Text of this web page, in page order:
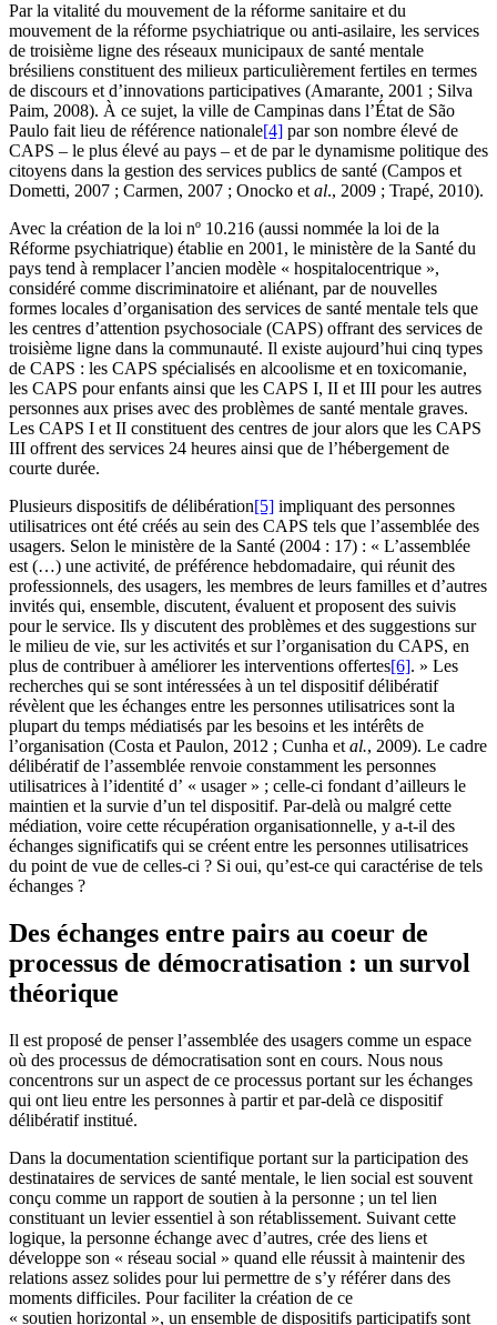
Par la vitalité du mouvement de la réforme sanitaire et du
mouvement de la réforme psychiatrique ou anti-asilaire, les services
de troisième ligne des réseaux municipaux de santé mentale
brésiliens constituent des milieux particulièrement fertiles en termes
de discours et d’innovations participatives (Amarante, 2001 ; Silva
Paim, 2008). À ce sujet, la ville de Campinas dans l’État de São
Paulo fait lieu de référence nationale[4] par son nombre élevé de
CAPS – le plus élevé au pays – et de par le dynamisme politique des
citoyens dans la gestion des services publics de santé (Campos et
Dometti, 2007 ; Carmen, 2007 ; Onocko et al., 2009 ; Trapé, 2010).
Avec la création de la loi nº 10.216 (aussi nommée la loi de la
Réforme psychiatrique) établie en 2001, le ministère de la Santé du
pays tend à remplacer l’ancien modèle « hospitalocentrique »,
considéré comme discriminatoire et aliénant, par de nouvelles
formes locales d’organisation des services de santé mentale tels que
les centres d’attention psychosociale (CAPS) offrant des services de
troisième ligne dans la communauté. Il existe aujourd’hui cinq types
de CAPS : les CAPS spécialisés en alcoolisme et en toxicomanie,
les CAPS pour enfants ainsi que les CAPS I, II et III pour les autres
personnes aux prises avec des problèmes de santé mentale graves.
Les CAPS I et II constituent des centres de jour alors que les CAPS
III offrent des services 24 heures ainsi que de l’hébergement de
courte durée.
Plusieurs dispositifs de délibération[5] impliquant des personnes
utilisatrices ont été créés au sein des CAPS tels que l’assemblée des
usagers. Selon le ministère de la Santé (2004 : 17) : « L’assemblée
est (…) une activité, de préférence hebdomadaire, qui réunit des
professionnels, des usagers, les membres de leurs familles et d’autres
invités qui, ensemble, discutent, évaluent et proposent des suivis
pour le service. Ils y discutent des problèmes et des suggestions sur
le milieu de vie, sur les activités et sur l’organisation du CAPS, en
plus de contribuer à améliorer les interventions offertes[6]. » Les
recherches qui se sont intéressées à un tel dispositif délibératif
révèlent que les échanges entre les personnes utilisatrices sont la
plupart du temps médiatisés par les besoins et les intérêts de
l’organisation (Costa et Paulon, 2012 ; Cunha et al., 2009). Le cadre
délibératif de l’assemblée renvoie constamment les personnes
utilisatrices à l’identité d’ « usager » ; celle-ci fondant d’ailleurs le
maintien et la survie d’un tel dispositif. Par-delà ou malgré cette
médiation, voire cette récupération organisationnelle, y a-t-il des
échanges significatifs qui se créent entre les personnes utilisatrices
du point de vue de celles-ci ? Si oui, qu’est-ce qui caractérise de tels
échanges ?
Des échanges entre pairs au coeur de
processus de démocratisation : un survol
théorique
Il est proposé de penser l’assemblée des usagers comme un espace
où des processus de démocratisation sont en cours. Nous nous
concentrons sur un aspect de ce processus portant sur les échanges
qui ont lieu entre les personnes à partir et par-delà ce dispositif
délibératif institué.
Dans la documentation scientifique portant sur la participation des
destinataires de services de santé mentale, le lien social est souvent
conçu comme un rapport de soutien à la personne ; un tel lien
constituant un levier essentiel à son rétablissement. Suivant cette
logique, la personne échange avec d’autres, crée des liens et
développe son « réseau social » quand elle réussit à maintenir des
relations assez solides pour lui permettre de s’y référer dans des
moments difficiles. Pour faciliter la création de ce
« soutien horizontal », un ensemble de dispositifs participatifs sont